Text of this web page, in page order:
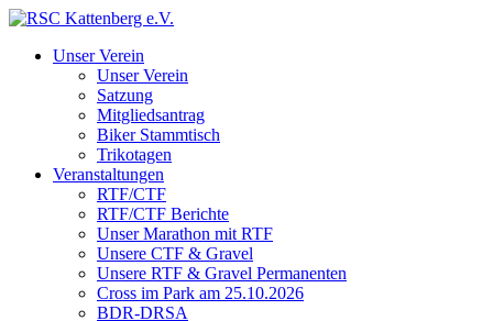
Unser Verein
Unser Verein
Satzung
Mitgliedsantrag
Biker Stammtisch
Trikotagen
Veranstaltungen
RTF/CTF
RTF/CTF Berichte
Unser Marathon mit RTF
Unsere CTF & Gravel
Unsere RTF & Gravel Permanenten
Cross im Park am 25.10.2026
BDR-DRSA